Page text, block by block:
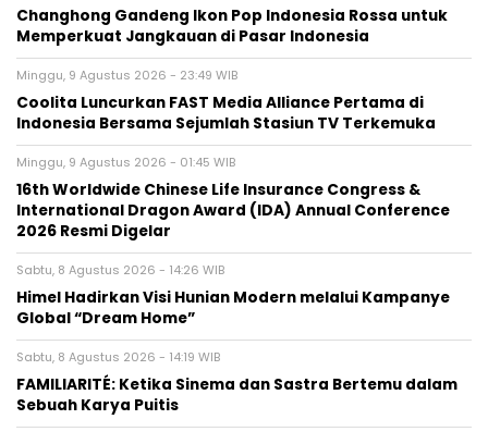
Changhong Gandeng Ikon Pop Indonesia Rossa untuk
Memperkuat Jangkauan di Pasar Indonesia
Minggu, 9 Agustus 2026 - 23:49 WIB
Coolita Luncurkan FAST Media Alliance Pertama di
Indonesia Bersama Sejumlah Stasiun TV Terkemuka
Minggu, 9 Agustus 2026 - 01:45 WIB
16th Worldwide Chinese Life Insurance Congress &
International Dragon Award (IDA) Annual Conference
2026 Resmi Digelar
Sabtu, 8 Agustus 2026 - 14:26 WIB
Himel Hadirkan Visi Hunian Modern melalui Kampanye
Global “Dream Home”
Sabtu, 8 Agustus 2026 - 14:19 WIB
FAMILIARITÉ: Ketika Sinema dan Sastra Bertemu dalam
Sebuah Karya Puitis